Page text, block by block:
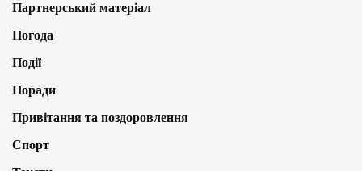
Партнерський матеріал
Погода
Події
Поради
Привітання та поздоровлення
Спорт